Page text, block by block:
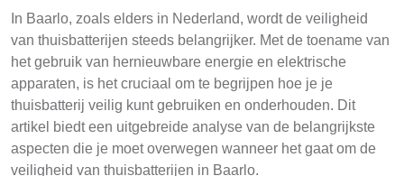
In Baarlo, zoals elders in Nederland, wordt de veiligheid
van thuisbatterijen steeds belangrijker. Met de toename van
het gebruik van hernieuwbare energie en elektrische
apparaten, is het cruciaal om te begrijpen hoe je je
thuisbatterij veilig kunt gebruiken en onderhouden. Dit
artikel biedt een uitgebreide analyse van de belangrijkste
aspecten die je moet overwegen wanneer het gaat om de
veiligheid van thuisbatterijen in Baarlo.